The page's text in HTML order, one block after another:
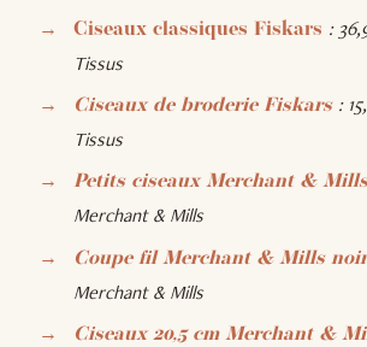
Ciseaux classiques Fiskars :
Tissus
Ciseaux de broderie Fiskars :
Tissus
Petits ciseaux Merchant &
Merchant & Mills
Coupe fil Merchant & Mills noir
Merchant & Mills
Ciseaux 20,5 cm Merchant &